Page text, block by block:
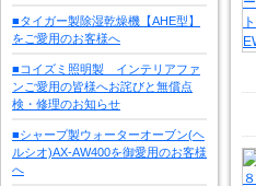
■タイガー製除湿乾燥機【AHE型】
をご愛用のお客様へ
■コイズミ照明製 インテリアファ
ンご愛用の皆様へお詫びと無償点
検・修理のお知らせ
■シャープ製ウォーターオーブン(ヘ
ルシオ)AX-AW400を御愛用のお客様
へ